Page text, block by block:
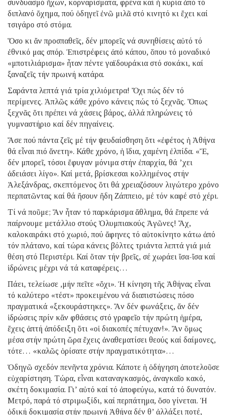
συνδυασμό ἤχων, κορναρίσματα, φρένα καί ἡ κυρία ἀπό τό
διπλανό ὄχημα, πού ὁδηγεῖ ἐνῶ μιλᾶ στό κινητό κι ἔχει καί
τσιγάρο στό στόμα.
Ὅσο κι ἄν προσπαθεῖς, δέν μπορεῖς νά συνηθίσεις αὐτό τό
ἐθνικό μας σπόρ. Ἐπιστρέφεις ἀπό κάπου, ὅπου τό μοναδικό
«μποτιλιάρισμα» ἦταν πέντε γαϊδουράκια στό σοκάκι, καί
ξαναζεῖς τήν πρωινή κατάρα.
Σαράντα λεπτά γιά τρία χιλιόμετρα! Ὄχι πώς δέν τό
περίμενες. Ἁπλῶς κάθε χρόνο κάνεις πώς τό ξεχνᾶς. Ὅπως
ξεχνᾶς ὅτι πρέπει νά χάσεις βάρος, ἀλλά πληρώνεις τό
γυμναστήριο καί δέν πηγαίνεις.
Ἄσε πού πάντα ζεῖς μέ τήν ψευδαίσθηση ὅτι «ἐφέτος ἡ Ἀθήνα
θά εἶναι πιό ἄνετη». Κάθε χρόνο, ἡ ἴδια, χαμένη ἐλπίδα. «Ἔ,
δέν μπορεῖ, τόσοι ἔφυγαν μόνιμα στήν ἐπαρχία, θά ’χει
ἀδειάσει λίγο». Καί μετά, βρίσκεσαι κολλημένος στήν
Ἀλεξάνδρας, σκεπτόμενος ὅτι θά χρειαζόσουν λιγώτερο χρόνο
περπατῶντας καί θά ἤσουν ἤδη Ζάππειο, μέ τόν καφέ στό χέρι.
Τί νά ποῦμε; Ἄν ἦταν τό παρκάρισμα ἄθλημα, θά ἔπρεπε νά
παίρνουμε μετάλλιο στούς Ὀλυμπιακούς Ἀγῶνες! Ἄχ,
καλοκαιράκι στό χωριό, πού ἄφηνες τό αὐτοκίνητο κάτω ἀπό
τόν πλάτανο, καί τώρα κάνεις βόλτες τριάντα λεπτά γιά μιά
θέση στό Περιστέρι. Καί ὅταν τήν βρεῖς, σέ χωράει ἴσα-ἴσα καί
ἱδρώνεις μέχρι νά τά καταφέρεις…
Πάει, τελείωσε ,μήν πεῖτε «ὄχι». Ἡ κίνηση τῆς Ἀθήνας εἶναι
τό καλύτερο «τέστ» προκειμένου νά διαπιστώσεις πόσο
πραγματικά «ξεκουράστηκες». Ἄν δέν φωνάξεις, ἄν δέν
ἱδρώσεις πρίν κἄν φθάσεις στό γραφεῖο τήν πρώτη ἡμέρα,
ἔχεις ἁπτή ἀπόδειξη ὅτι «οἱ διακοπές πέτυχαν!». Ἄν ὅμως
μέσα στήν πρώτη ὥρα ἔχεις ἀναθεματίσει θεούς καί δαίμονες,
τότε… «καλῶς ὁρίσατε στήν πραγματικότητα»…
Ὁδηγῶ σχεδόν πενῆντα χρόνια. Κάποτε ἡ ὁδήγηση ἀποτελοῦσε
εὐχαρίστηση. Τώρα, εἶναι καταναγκασμός, ἀναγκαῖο κακό,
σκέτη δοκιμασία. Γι’ αὐτό καί τό ἀποφεύγω, κατά τό δυνατόν.
Μετρό, παρά τό στριμωξίδι, καί περπάτημα, ὅσο γίνεται. Ἡ
ὁδική δοκιμασία στήν πρωινή Ἀθήνα δέν θ’ ἀλλάξει ποτέ,